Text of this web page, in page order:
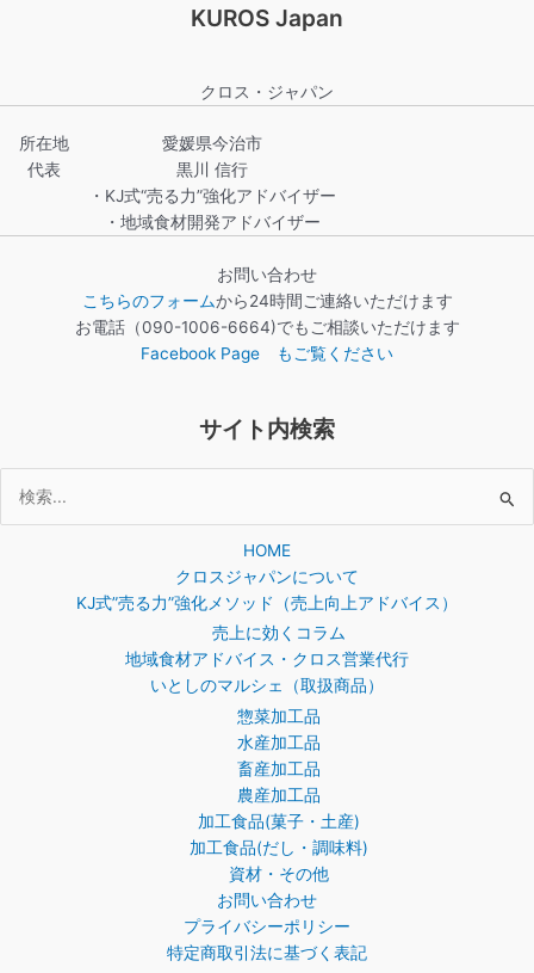
KUROS Japan
クロス・ジャパン
所在地
代表
愛媛県今治市
黒川 信行
・KJ式“売る力”強化アドバイザー
・地域食材開発アドバイザー
お問い合わせ
こちらのフォームから24時間ご連絡いただけます
お電話（090-1006-6664)でもご相談いただけます
Facebook Page もご覧ください
サイト内検索
索
HOME
クロスジャパンについて
KJ式”売る力”強化メソッド（売上向上アドバイス）
売上に効くコラム
地域食材アドバイス・クロス営業代行
いとしのマルシェ（取扱商品）
惣菜加工品
水産加工品
畜産加工品
農産加工品
加工食品(菓子・土産)
加工食品(だし・調味料)
資材・その他
お問い合わせ
プライバシーポリシー
特定商取引法に基づく表記